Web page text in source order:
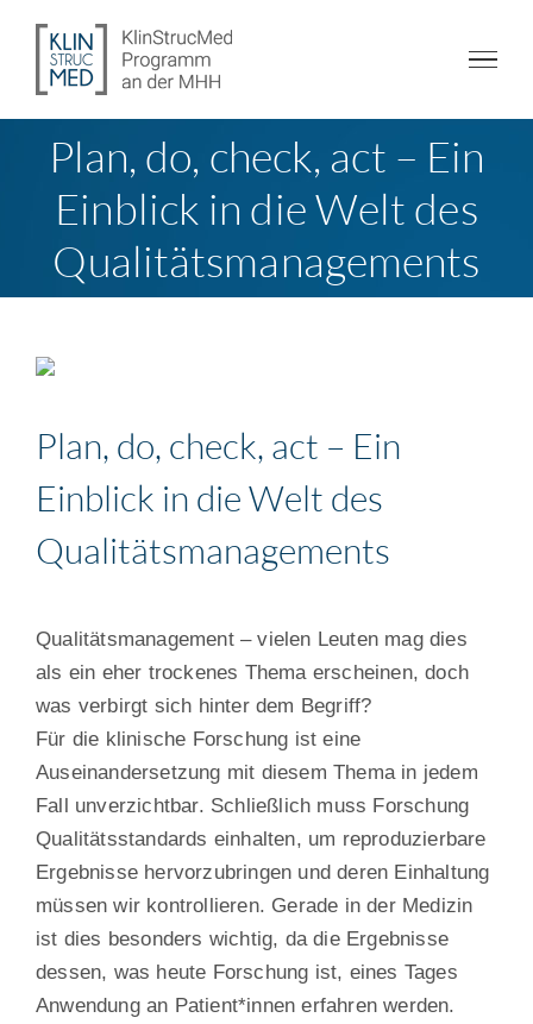
springen
Plan, do, check, act – Ein
Einblick in die Welt des
Qualitätsmanagements
Plan, do, check, act – Ein
Einblick in die Welt des
Qualitätsmanagements
Qualitätsmanagement – vielen Leuten mag dies
als ein eher trockenes Thema erscheinen, doch
was verbirgt sich hinter dem Begriff?
Für die klinische Forschung ist eine
Auseinandersetzung mit diesem Thema in jedem
Fall unverzichtbar. Schließlich muss Forschung
Qualitätsstandards einhalten, um reproduzierbare
Ergebnisse hervorzubringen und deren Einhaltung
müssen wir kontrollieren. Gerade in der Medizin
ist dies besonders wichtig, da die Ergebnisse
dessen, was heute Forschung ist, eines Tages
Anwendung an Patient*innen erfahren werden.